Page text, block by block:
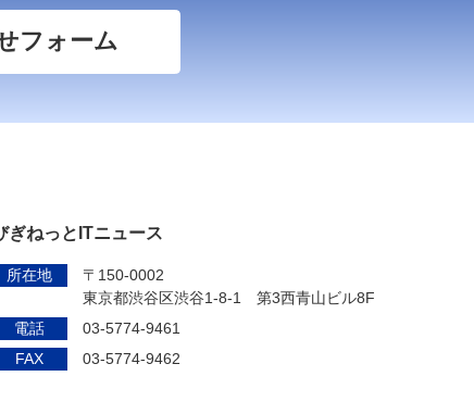
フォーム
ぎねっとITニュース
所在地
〒150-0002
東京都渋谷区渋谷1-8-1 第3西青山ビル8F
電話
03-5774-9461
FAX
03-5774-9462